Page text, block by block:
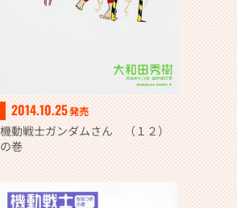
2014.10.25発売
機動戦士ガンダムさん （１２）
の巻